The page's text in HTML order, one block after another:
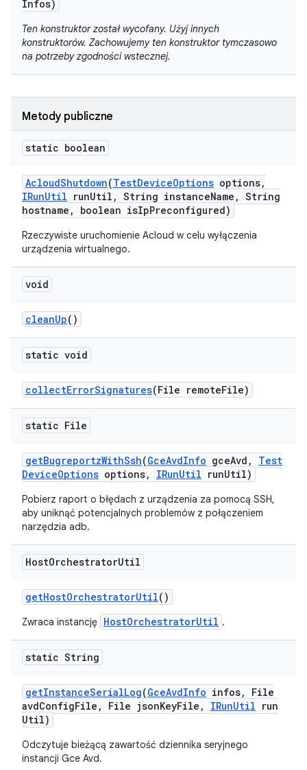
Infos)
Ten konstruktor został wycofany. Użyj innych
konstruktorów. Zachowujemy ten konstruktor tymczasowo
na potrzeby zgodności wstecznej.
Metody publiczne
static boolean
AcloudShutdown(TestDeviceOptions options,
IRunUtil runUtil , String instanceName , String
hostname , boolean isIpPreconfigured)
Rzeczywiste uruchomienie Acloud w celu wyłączenia
urządzenia wirtualnego.
void
cleanUp()
static void
collectErrorSignatures(File remoteFile)
static File
getBugreportzWithSsh(GceAvdInfo gceAvd ,
Test
DeviceOptions options, IRunUtil runUtil)
Pobierz raport o błędach z urządzenia za pomocą SSH,
aby uniknąć potencjalnych problemów z połączeniem
narzędzia adb.
HostOrchestratorUtil
getHostOrchestratorUtil()
Zwraca instancję HostOrchestratorUtil .
static String
getInstanceSerialLog(GceAvdInfo infos,
File
avdConfigFile , File jsonKeyFile , IRunUtil run
Util)
Odczytuje bieżącą zawartość dziennika seryjnego
instancji Gce Avd.